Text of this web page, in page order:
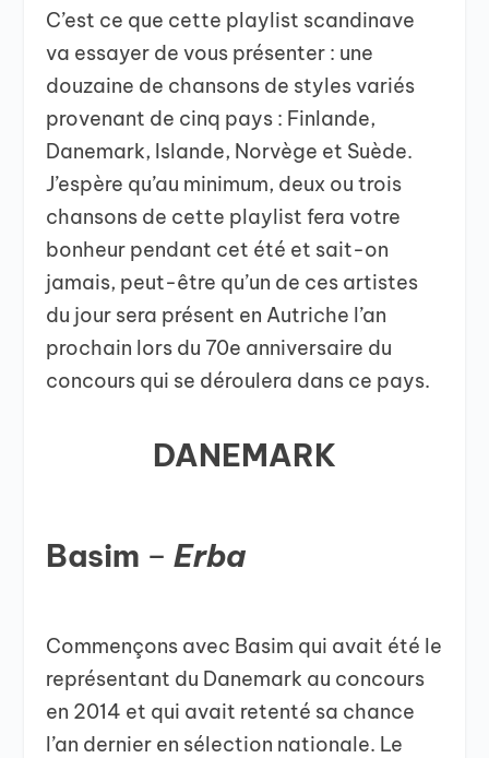
C’est ce que cette playlist scandinave
va essayer de vous présenter : une
douzaine de chansons de styles variés
provenant de cinq pays : Finlande,
Danemark, Islande, Norvège et Suède.
J’espère qu’au minimum, deux ou trois
chansons de cette playlist fera votre
bonheur pendant cet été et sait-on
jamais, peut-être qu’un de ces artistes
du jour sera présent en Autriche l’an
prochain lors du 70e anniversaire du
concours qui se déroulera dans ce pays.
DANEMARK
Basim –Erba
Commençons avec Basim qui avait été le
représentant du Danemark au concours
en 2014 et qui avait retenté sa chance
l’an dernier en sélection nationale. Le